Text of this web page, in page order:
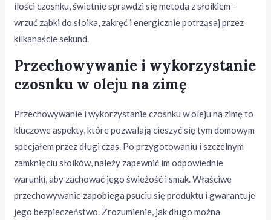
ilości czosnku, świetnie sprawdzi się metoda z słoikiem –
wrzuć ząbki do słoika, zakręć i energicznie potrząsaj przez
kilkanaście sekund.
Przechowywanie i wykorzystanie
czosnku w oleju na zimę
Przechowywanie i wykorzystanie czosnku w oleju na zimę to
kluczowe aspekty, które pozwalają cieszyć się tym domowym
specjałem przez długi czas. Po przygotowaniu i szczelnym
zamknięciu słoików, należy zapewnić im odpowiednie
warunki, aby zachować jego świeżość i smak. Właściwe
przechowywanie zapobiega psuciu się produktu i gwarantuje
jego bezpieczeństwo. Zrozumienie, jak długo można